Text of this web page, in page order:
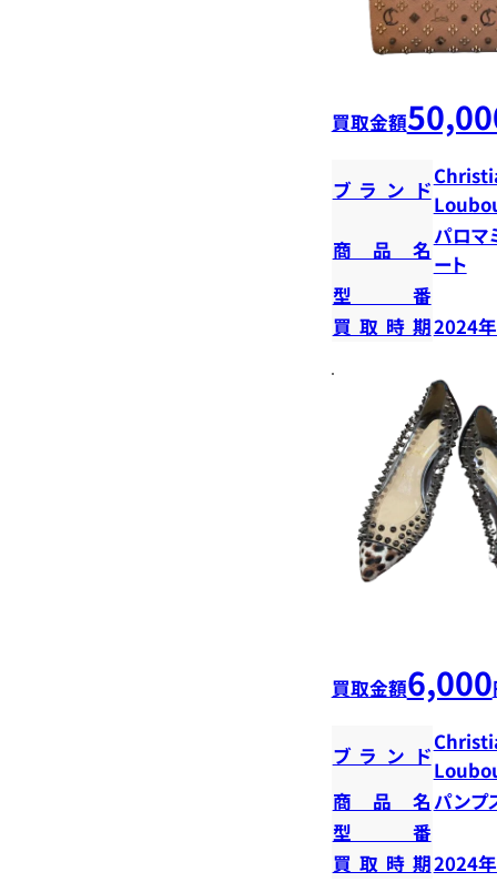
買取金額
ブランド
商品名
パロマ
ート
型番
買取時期2024
買取金額6,000
ブランド
商品名 パンプ
型番
買取時期2024